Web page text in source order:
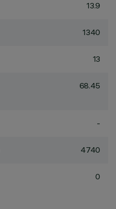
13.9
1340
13
68.45
-
4740
0